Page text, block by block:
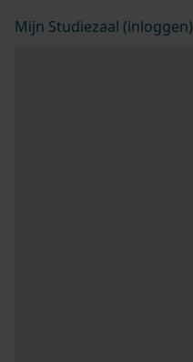
Mijn Studiezaal (inloggen)